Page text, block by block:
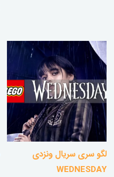
لگو سری سریال ونزدی
WEDNESDAY